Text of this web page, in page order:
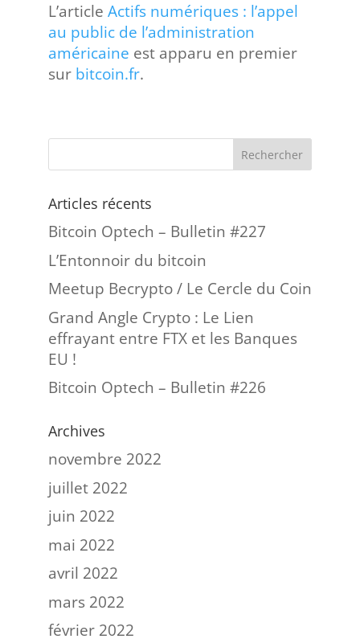
L’article Actifs numériques : l’appel
au public de l’administration
américaine est apparu en premier
sur bitcoin.fr.
Articles récents
Bitcoin Optech – Bulletin #227
L’Entonnoir du bitcoin
Meetup Becrypto / Le Cercle du Coin
Grand Angle Crypto : Le Lien
effrayant entre FTX et les Banques
EU !
Bitcoin Optech – Bulletin #226
Archives
novembre 2022
juillet 2022
juin 2022
mai 2022
avril 2022
mars 2022
février 2022